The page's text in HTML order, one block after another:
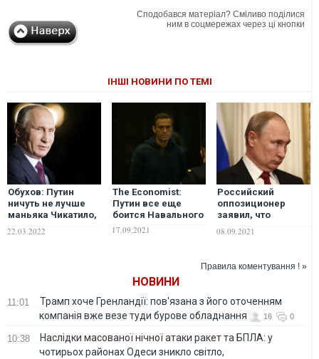
Сподобався матеріал? Сміливо поділися
ним в соцмережах через ці кнопки
ІНШІ НОВИНИ ПО ТЕМІ
Обухов: Путин
ничуть не лучше
маньяка Чикатило,
закончилась
22.03.2022
The Economist:
Путин все еще
боится Навального
17.09.2021
Российский
оппозиционер
заявил, что
на следующих
08.09.2021
Правила коментування ! »
НОВИНИ
11:01
Трамп хоче Гренландії: пов'язана з його оточенням
компанія вже везе туди бурове обладнання
16 0
10:38
Наслідки масованої нічної атаки ракет та БПЛА: у
чотирьох районах Одеси зникло світло,